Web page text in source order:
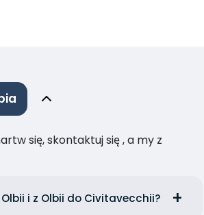
się, skontaktuj się , a my z
i z Olbii do Civitavecchii?